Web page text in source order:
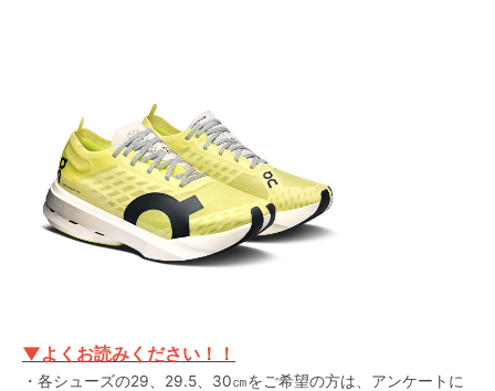
▼よくお読みください！！
・各シューズの29、29.5、30㎝をご希望の方は、アンケートに